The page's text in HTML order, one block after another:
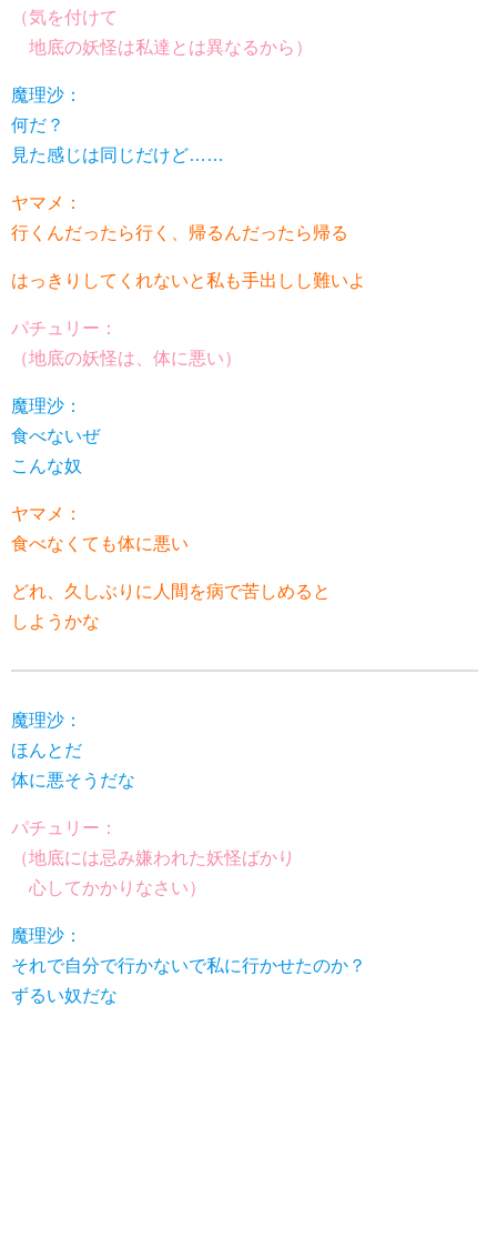
（気を付けて
地底の妖怪は私達とは異なるから）
魔理沙：
何だ？
見た感じは同じだけど……
ヤマメ：
行くんだったら行く、帰るんだったら帰る
はっきりしてくれないと私も手出しし難いよ
パチュリー：
（地底の妖怪は、体に悪い）
魔理沙：
食べないぜ
こんな奴
ヤマメ：
食べなくても体に悪い
どれ、久しぶりに人間を病で苦しめると
しようかな
魔理沙：
ほんとだ
体に悪そうだな
パチュリー：
（地底には忌み嫌われた妖怪ばかり
心してかかりなさい）
魔理沙：
それで自分で行かないで私に行かせたのか？
ずるい奴だな